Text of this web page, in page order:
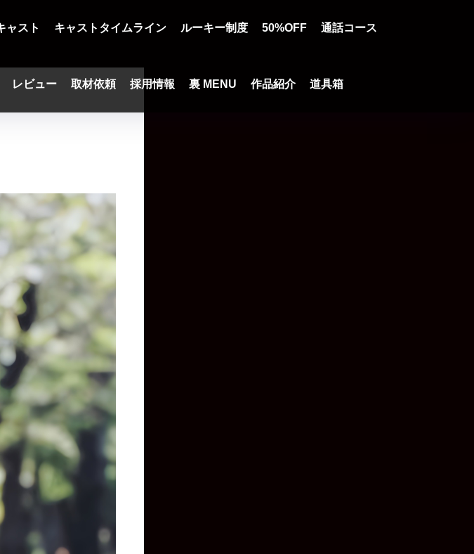
ャスト キャストタイムライン ルーキー制度 50%OFF 通話コース
レビュー 取材依頼 採用情報 裏 MENU 作品紹介 道具箱